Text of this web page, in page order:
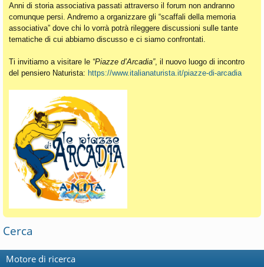
Anni di storia associativa passati attraverso il forum non andranno
comunque persi. Andremo a organizzare gli “scaffali della memoria
associativa” dove chi lo vorrà potrà rileggere discussioni sulle tante
tematiche di cui abbiamo discusso e ci siamo confrontati.
Ti invitiamo a visitare le “Piazze d’Arcadia”, il nuovo luogo di incontro
del pensiero Naturista: https://www.italianaturista.it/piazze-di-arcadia
Cerca
Motore di ricerca